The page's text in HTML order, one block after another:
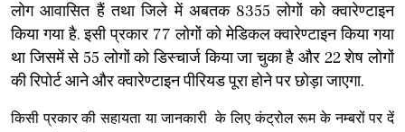
लोग आवासित हैं तथा जिले में अबतक 8355 लोगों को क्वारेण्टाइन
किया गया है. इसी प्रकार 77 लोगों को मेडिकल क्वारेण्टाइन किया गया
था जिसमें से 55 लोगों को डिस्चार्ज किया जा चुका है और 22 शेष लोगों
की रिपोर्ट आने और क्वारेण्टाइन पीरियड पूरा होने पर छोड़ा जाएगा.
किसी प्रकार की सहायता या जानकारी के लिए कंट्रोल रूम के नम्बरों पर दें